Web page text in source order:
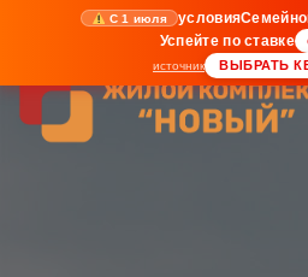
С 1 июля условия
Успейте по ставке
источник ВЫБРАТЬ